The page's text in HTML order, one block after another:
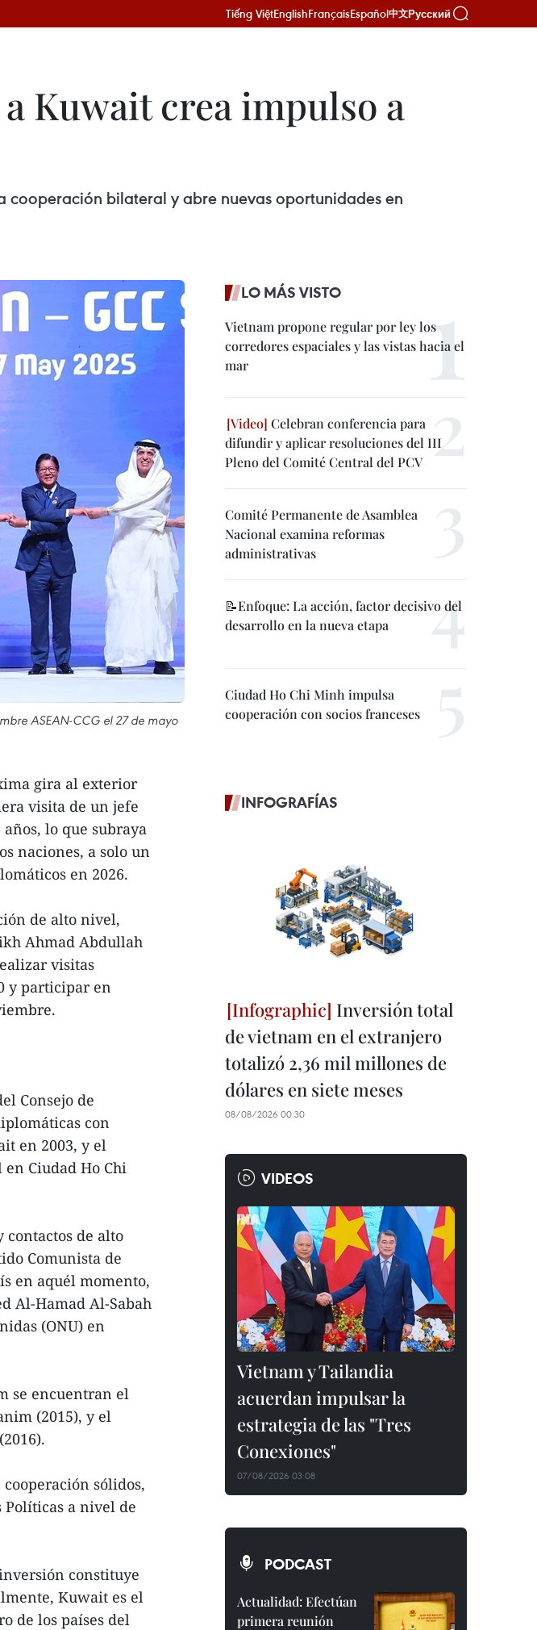
Tiếng ViệtEnglishFrançaisEspañol中文Русский
Kuwait crea impulso a
cooperación bilateral y abre nuevas oportunidades en
ASEAN-CCG el 27 de mayo
gira al exterior
visita de un jefe
lo que subraya
naciones, a solo un
en 2026.
de alto nivel,
Ahmad Abdullah
visitas
y participar en
Consejo de
con
en 2003, y el
Ciudad Ho Chi
de alto
Comunista de
en aquél momento,
Al-Hamad Al-Sabah
(ONU) en
se encuentran el
(2015), y el
sólidos,
a nivel de
constituye
Kuwait es el
de los países del
LO MÁS VISTO
Vietnam propone regular por ley los
corredores espaciales y las vistas hacia el
mar
Celebran conferencia para
difundir y aplicar resoluciones del III
Pleno del Comité Central del PCV
Comité Permanente de Asamblea
Nacional examina reformas
administrativas
📝Enfoque: La acción, factor decisivo del
desarrollo en la nueva etapa
Ciudad Ho Chi Minh impulsa
cooperación con socios franceses
INFOGRAFÍAS
Inversión total
de vietnam en el extranjero
totalizó 2,36 mil millones de
dólares en siete meses
08/08/2026 00:30
VIDEOS
Vietnam y Tailandia
acuerdan impulsar la
estrategia de las "Tres
Conexiones"
07/08/2026 03:08
PODCAST
Actualidad: Efectúan
primera reunión